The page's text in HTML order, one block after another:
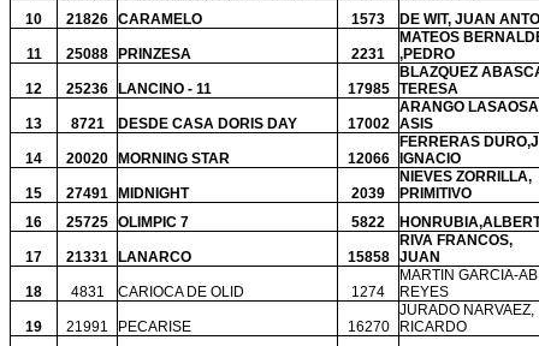
10
21826 CARAMELO 1573 DE WIT, JUAN
11 25088 PRINZESA 2231
MATEOS
,PEDRO
12 25236 LANCINO - 11 17985
BLAZQUEZ
TERESA
13 8721 DESDE CASA DORIS DAY 17002
ARANGO
ASIS
14 20020 MORNING STAR 12066
FERRERAS
IGNACIO
15 27491 MIDNIGHT 2039
NIEVES ZORRILLA,
PRIMITIVO
16
25725 OLIMPIC 7 5822
17 21331 LANARCO 15858
RIVA FRANCOS,
JUAN
18 4831 CARIOCA DE OLID 1274
MARTIN GARCIA-
REYES
19 21991 PECARISE 16270
JURADO NARVAEZ,
RICARDO